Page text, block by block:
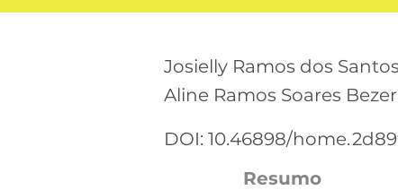
Josielly Ramos dos
Aline Ramos Soares
DOI: 10.46898/home.
Resumo